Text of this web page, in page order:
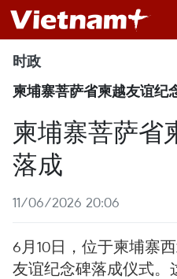
时政
柬埔寨菩萨省柬越友谊纪
柬埔寨菩萨省
落成
11/06/2026 20:06
6月10日，位于柬埔寨
友谊纪念碑落成仪式。